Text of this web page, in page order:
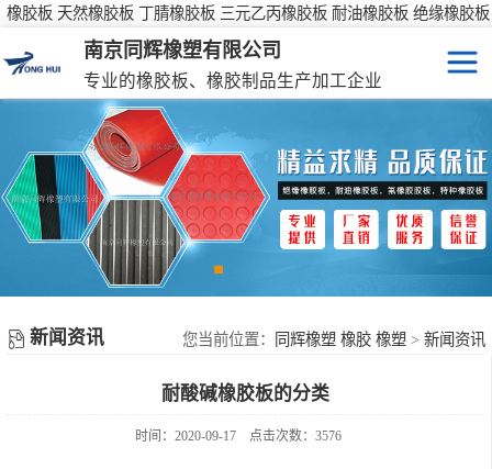
橡胶板 天然橡胶板 丁腈橡胶板 三元乙丙橡胶板 耐油橡胶板 绝缘橡胶板
南京同辉橡塑有限公司
专业的橡胶板、橡胶制品生产加工企业
新闻资讯 您当前位置： 同辉橡塑 橡胶 橡塑 > 新闻资讯
耐酸碱橡胶板的分类
时间：2020-09-17 点击次数：3576
特种橡胶板
防滑橡胶垫
彩色橡胶垫